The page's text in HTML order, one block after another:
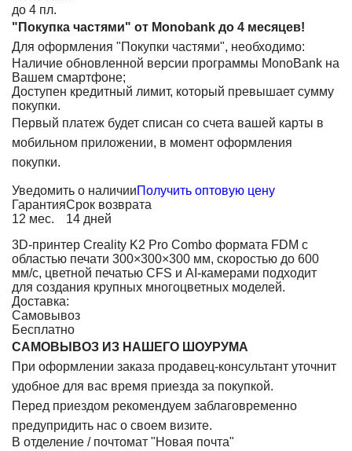
до 4 пл.
"Покупка частями" от Monobank до 4 месяцев!
Для оформления "Покупки частями", необходимо:
Наличие обновленной версии программы MonoBank на
Вашем смартфоне;
Доступен кредитный лимит, который превышает сумму
покупки.
Первый платеж будет списан со счета вашей карты в
мобильном приложении, в момент оформления
покупки.
Уведомить о наличииПолучить оптовую цену
Гарантия
12 мес.
Срок возврата
14 дней
3D-принтер Creality K2 Pro Combo формата FDM с
областью печати 300×300×300 мм, скоростью до 600
мм/с, цветной печатью CFS и AI-камерами подходит
для создания крупных многоцветных моделей.
Доставка:
Самовывоз
Бесплатно
САМОВЫВОЗ ИЗ НАШЕГО ШОУРУМА
При оформлении заказа продавец-консультант уточнит
удобное для вас время приезда за покупкой.
Перед приездом рекомендуем заблаговременно
предупридить нас о своем визите.
В отделение / почтомат "Новая почта"